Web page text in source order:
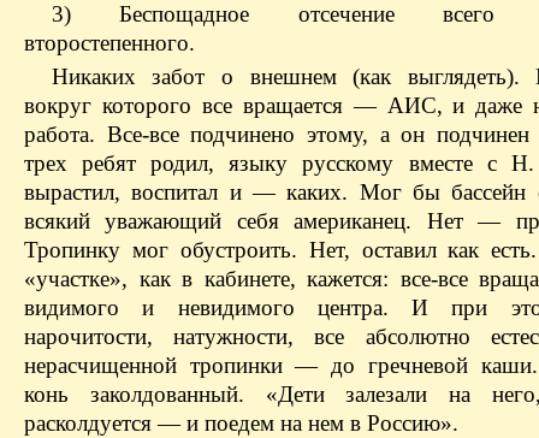
3) Беспощадное отсечение всего
второстепенного.
Никаких забот о внешнем (как выглядеть).
вокруг которого все вращается — АИС, и даже
работа. Все-все подчинено этому, а он
трех ребят родил, языку русскому вместе с
вырастил, воспитал и — каких. Мог бы бассейн
всякий уважающий себя американец. Нет —
Тропинку мог обустроить. Нет, оставил как
«участке», как в кабинете, кажется: все-все
видимого и невидимого центра. И при
нарочитости, натужности, все абсолютно
нерасчищенной тропинки — до гречневой
конь заколдованный. «Дети залезали на
расколдуется — и поедем на нем в Россию».